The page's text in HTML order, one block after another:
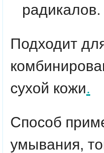
радикалов.
Подходит
сухой кожи.
Способ
умывания,